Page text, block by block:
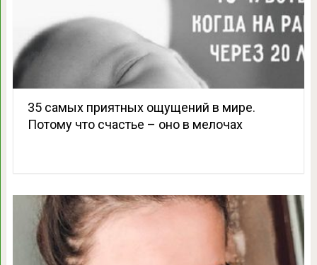
35 самых приятных ощущений в мире.
Потому что счастье – оно в мелочах